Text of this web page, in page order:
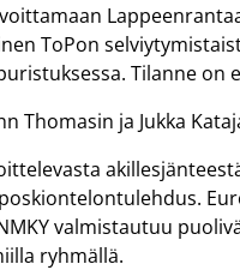
ToPon
Tilanne on
Thomasin ja Jukka
valmistautuu
ryhmällä.